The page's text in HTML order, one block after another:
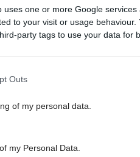
uses one or more Google
to your visit or usage behaviour.
party tags to use your data for
Outs
of my personal data.
my Personal Data.